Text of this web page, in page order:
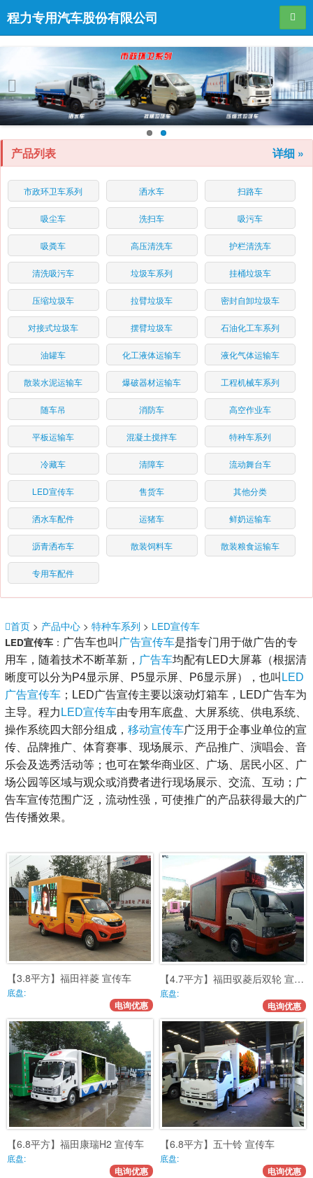
程力专用汽车股份有限公司 导航
Pr
evi
ou
s
Ne
产品列表 详细 »
市政环卫车系列 洒水车 扫路车
吸尘车 洗扫车 吸污车
吸粪车 高压清洗车 护栏清洗车
清洗吸污车 垃圾车系列 挂桶垃圾车
压缩垃圾车 拉臂垃圾车 密封自卸垃圾车
对接式垃圾车 摆臂垃圾车 石油化工车系列
油罐车 化工液体运输车 液化气体运输车
散装水泥运输车 爆破器材运输车 工程机械车系列
随车吊 消防车 高空作业车
平板运输车 混凝土搅拌车 特种车系列
冷藏车 清障车 流动舞台车
LED宣传车 售货车 其他分类
洒水车配件 运猪车 鲜奶运输车
沥青洒布车 散装饲料车 散装粮食运输车
专用车配件
首页> 产品中心> 特种车系列 > LED宣传车
LED宣传车： 广告车也叫 广告宣传车是指专门用于做广告的专
用车，随着技术不断革新， 广告车均配有LED大屏幕（根据清
晰度可以分为P4显示屏、P5显示屏、P6显示屏），也叫 LED
广告宣传车；LED广告宣传主要以滚动灯箱车，LED广告车为
主导。程力 LED宣传车由专用车底盘、大屏系统、供电系统、
操作系统四大部分组成， 移动宣传车广泛用于企事业单位的宣
传、品牌推广、体育赛事、现场展示、产品推广、演唱会、音
乐会及选秀活动等；也可在繁华商业区、广场、居民小区、广
场公园等区域与观众或消费者进行现场展示、交流、互动；广
告车宣传范围广泛，流动性强，可使推广的产品获得最大的广
告传播效果。
【3.8平方】福田祥菱 宣传车
底盘:
电询优惠
【4.7平方】福田驭菱后双轮 宣传车
底盘:
电询优惠
【6.8平方】福田康瑞H2 宣传车
底盘:
电询优惠
【6.8平方】五十铃 宣传车
底盘:
电询优惠